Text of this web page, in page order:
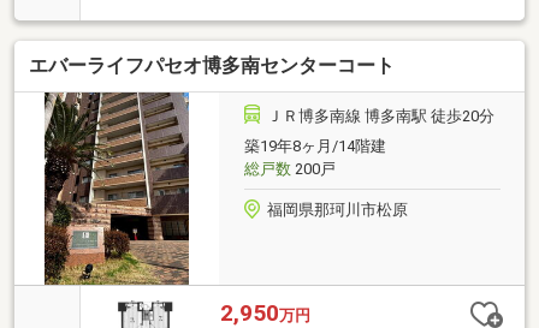
ション●公共機関・ＪＲ博多南線 博多南 徒歩１８
分 ●周辺環境［ショッピング施設］ マックスバリ
ュ那珂川店まで１８２ｍ［コンビニ］ セブンイレブ
ン那珂川松木２丁目店まで３５０ｍ［中学校］ 那珂
川市立那珂川南中学校まで１，５２６ｍ［小学校］
那珂川市立安徳小学校まで５５０ｍ［病 院］ 社会
医療法人喜悦会ちくし那珂川病院まで９０８ｍ［郵便
局］ 那珂川王塚台郵便局まで２１６ｍ［銀 行］
福岡銀行那珂川支店まで１，９１０ｍ
エバーライフパセオ博多南センターコート
ＪＲ博多南線 博多南駅 徒歩20分
築19年8ヶ月/14階建
総戸数200戸
福岡県那珂川市松原
2,950万円